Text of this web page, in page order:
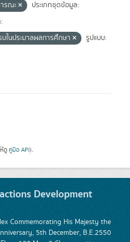
รณะ
ประเภทชุดข้อมูล:
ในประมาลผลการศึกษา
รูปแบบ:
ดู คู่มือ API).
Development
Commemorating His Majesty the
5th December, B.E.2550